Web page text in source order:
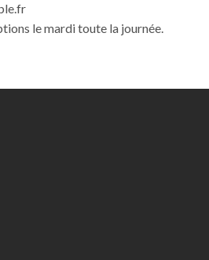
le mardi toute la journée.